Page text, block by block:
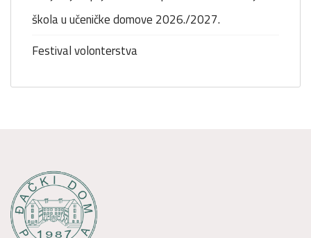
škola u učeničke domove 2026./2027.
Festival volonterstva